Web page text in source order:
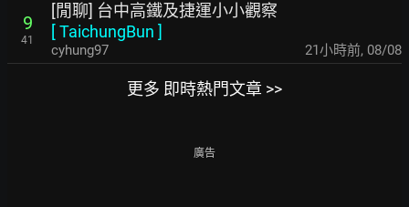
9
41
[閒聊] 台中高鐵及捷運小小觀察
[TaichungBun ]
cyhung97 21小時前, 08/08
更多 即時熱門文章 >>
廣告